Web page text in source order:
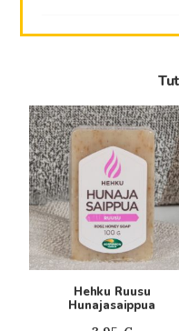
Hehku Ruusu
Hunajasaippua